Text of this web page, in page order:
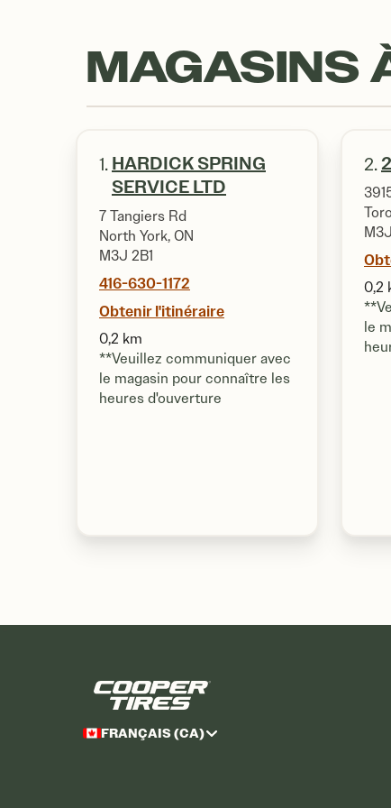
MAGASINS
1. HARDICK SPRING
SERVICE LTD
7 Tangiers Rd
North York, ON
M3J 2B1
416-630-1172
Obtenir l'itinéraire
0,2 km
**Veuillez communiquer avec
le magasin pour connaître les
heures d'ouverture
2.
0,2
le
FRANÇAIS (CA)